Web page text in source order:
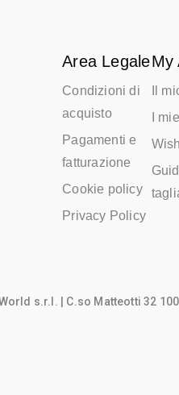
Area Legale
Condizioni di
acquisto
Pagamenti e
fatturazione
Cookie policy
Privacy Policy
My
Il
I
s.r.l.
| C.so Matteotti 32